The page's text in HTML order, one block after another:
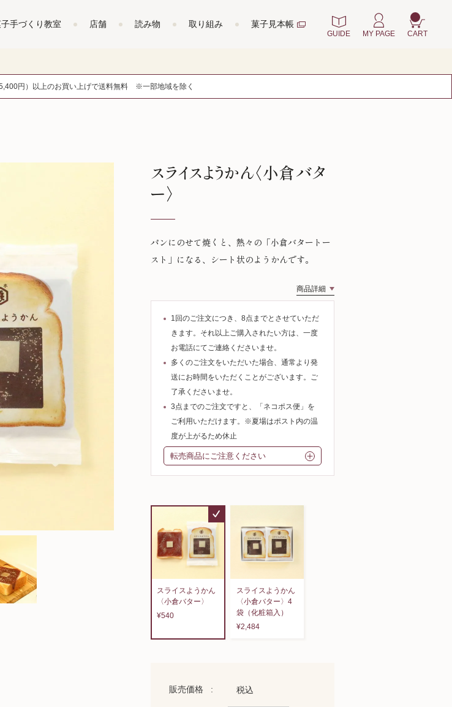
手づくり教室 店舗 読み物 取り組み 菓子見本帳
GUIDE MY PAGE CART
円）以上のお買い上げで送料無料 ※一部地域を除く
スライスようかん〈小倉バタ
ー〉
パンにのせて焼くと、熱々の「小倉バタートー
スト」になる、シート状のようかんです。
商品詳細
1回のご注文につき、8点までとさせていただ
きます。それ以上ご購入されたい方は、一度
お電話にてご連絡くださいませ。
多くのご注文をいただいた場合、通常より発
送にお時間をいただくことがございます。ご
了承くださいませ。
3点までのご注文ですと、「ネコポス便」を
ご利用いただけます。※夏場はポスト内の温
度が上がるため休止
転売商品にご注意ください
スライスようかん
〈小倉バター〉
¥540
スライスようかん
〈小倉バター〉4
袋（化粧箱入）
¥2,484
販売価格 税込